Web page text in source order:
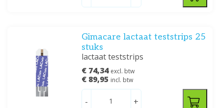
Gimacare lactaat teststrips 25
stuks
lactaat teststrips
€ 74,34 excl. btw
€ 89,95 incl. btw
- +